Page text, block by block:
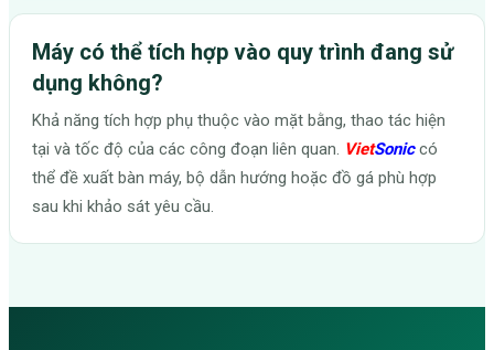
Máy có thể tích hợp vào quy trình đang sử
dụng không?
Khả năng tích hợp phụ thuộc vào mặt bằng, thao tác hiện
tại và tốc độ của các công đoạn liên quan. VietSoniccó
thể đề xuất bàn máy, bộ dẫn hướng hoặc đồ gá phù hợp
sau khi khảo sát yêu cầu.